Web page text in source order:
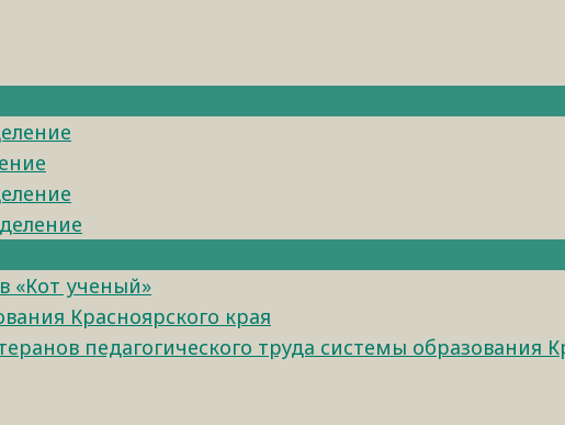
«Кот ученый»
Красноярского края
педагогического труда системы образования